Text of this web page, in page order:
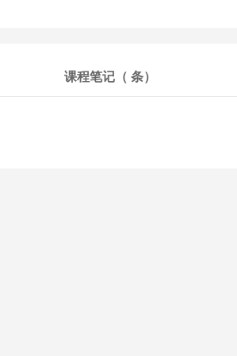
课程笔记（ 条）